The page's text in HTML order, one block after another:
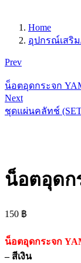
Home
อุปกรณ์เสริ
Prev
น็อตอุดกระจก
Next
ชุดแผ่นคลัทช์
น็อตอุดก
150 ฿
น็อตอุดกระจก
– สีเงิน